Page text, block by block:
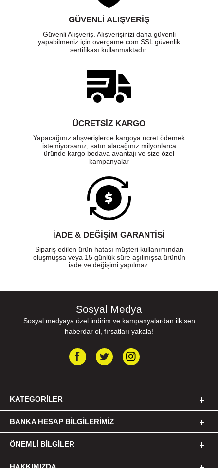
GÜVENLI ALIŞVERIŞ
Güvenli Alışveriş. Alışverişinizi daha güvenli
yapabilmeniz için overgame.com SSL güvenlik
sertifikası kullanmaktadır.
ÜCRETSIZ KARGO
Yapacağınız alışverişlerde kargoya ücret ödemek
istemiyorsanız, satın alacağınız milyonlarca
üründe kargo bedava avantajı ve size özel
kampanyalar
İADE & DEĞİŞİM GARANTİSİ
Sipariş edilen ürün hatası müşteri kullanımından
oluşmuşsa veya 15 günlük süre aşılmışsa ürünün
iade ve değişimi yapılmaz.
Sosyal Medya
Sosyal medyaya özel indirim ve kampanyalardan ilk sen
haberdar ol, fırsatları yakala!
KATEGORILER
BANKA HESAP BILGILERIMIZ
ÖNEMLI BILGILER